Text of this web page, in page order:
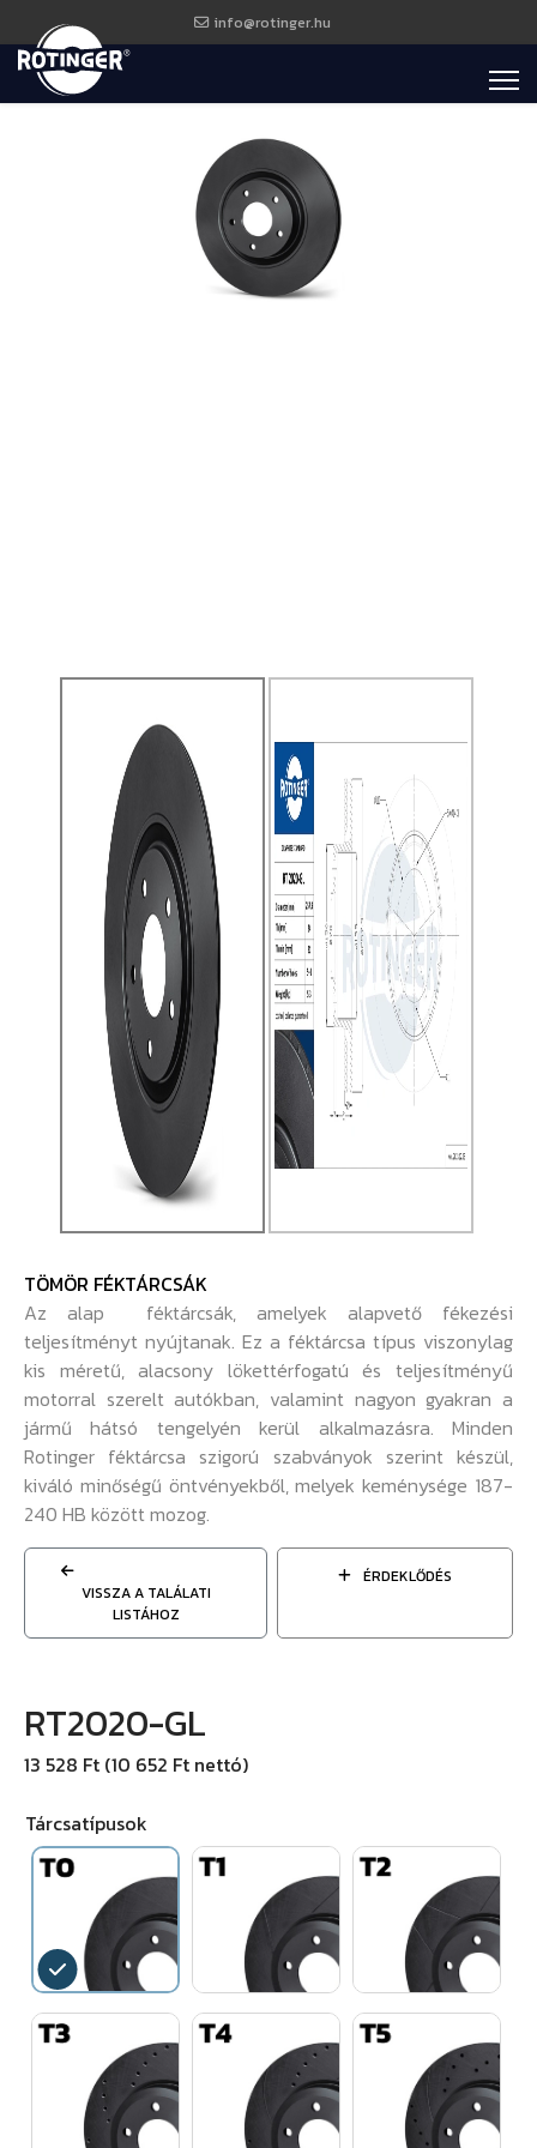
info@rotinger.hu
TÖMÖR FÉKTÁRCSÁK
Az alap féktárcsák, amelyek alapvető fékezési
teljesítményt nyújtanak. Ez a féktárcsa típus viszonylag
kis méretű, alacsony lökettérfogatú és teljesítményű
motorral szerelt autókban, valamint nagyon gyakran a
jármű hátsó tengelyén kerül alkalmazásra. Minden
Rotinger féktárcsa szigorú szabványok szerint készül,
kiváló minőségű öntvényekből, melyek keménysége 187-
240 HB között mozog.
VISSZA A TALÁLATI
LISTÁHOZ
ÉRDEKLŐDÉS
RT2020-GL
13 528 Ft (10 652 Ft nettó)
Tárcsatípusok